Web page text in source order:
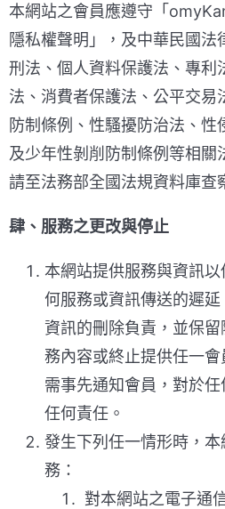
本網站之會員應遵守「
隱私權聲明」，及中華民國法
刑法、個人資料保護法、專利
法、消費者保護法、公平交易
防制條例、性騷擾防治法、性
及少年性剝削防制條例等相關
請至法務部全國法規資料庫查
肆、服務之更改與停止
本網站提供服務與資訊
何服務或資訊傳送的遲
資訊的刪除負責，並保
務內容或終止提供任一
需事先通知會員，對於
任何責任。
發生下列任一情形時，
務：
對本網站之電子通